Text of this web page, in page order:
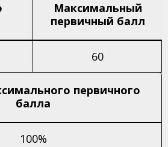
Максимальный
первичный балл
60
первичного
балла
100%